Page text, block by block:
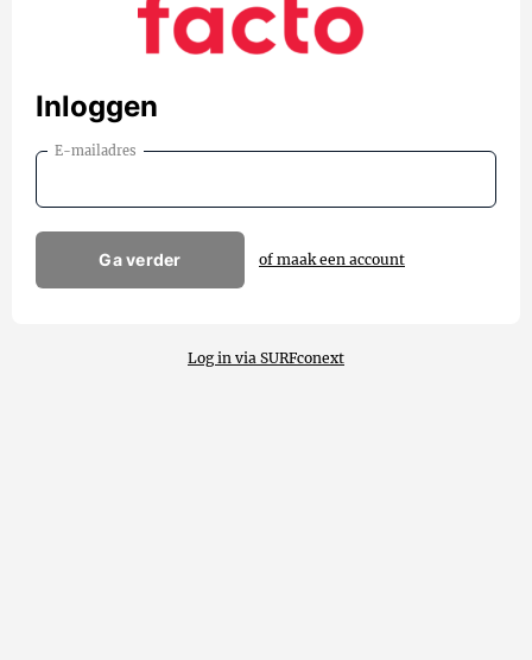
Inloggen
E-mailadres
Ga verder of maak een account
Log in via SURFconext